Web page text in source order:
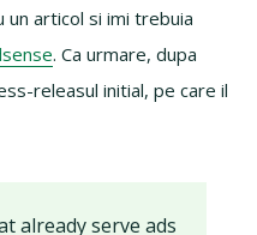
articol si imi trebuia
. Ca urmare, dupa
releasul initial, pe care il
already serve ads